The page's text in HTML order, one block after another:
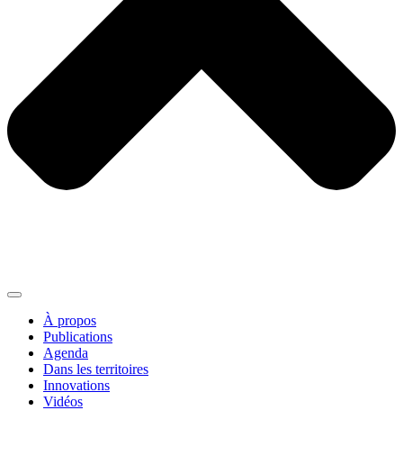
À propos
Publications
Agenda
Dans les territoires
Innovations
Vidéos